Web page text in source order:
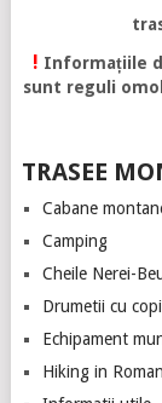
! Informațiile
sunt reguli
TRASEE
Cabane
Camping
Cheile Nerei-
Drumetii cu
Echipament
Hiking in